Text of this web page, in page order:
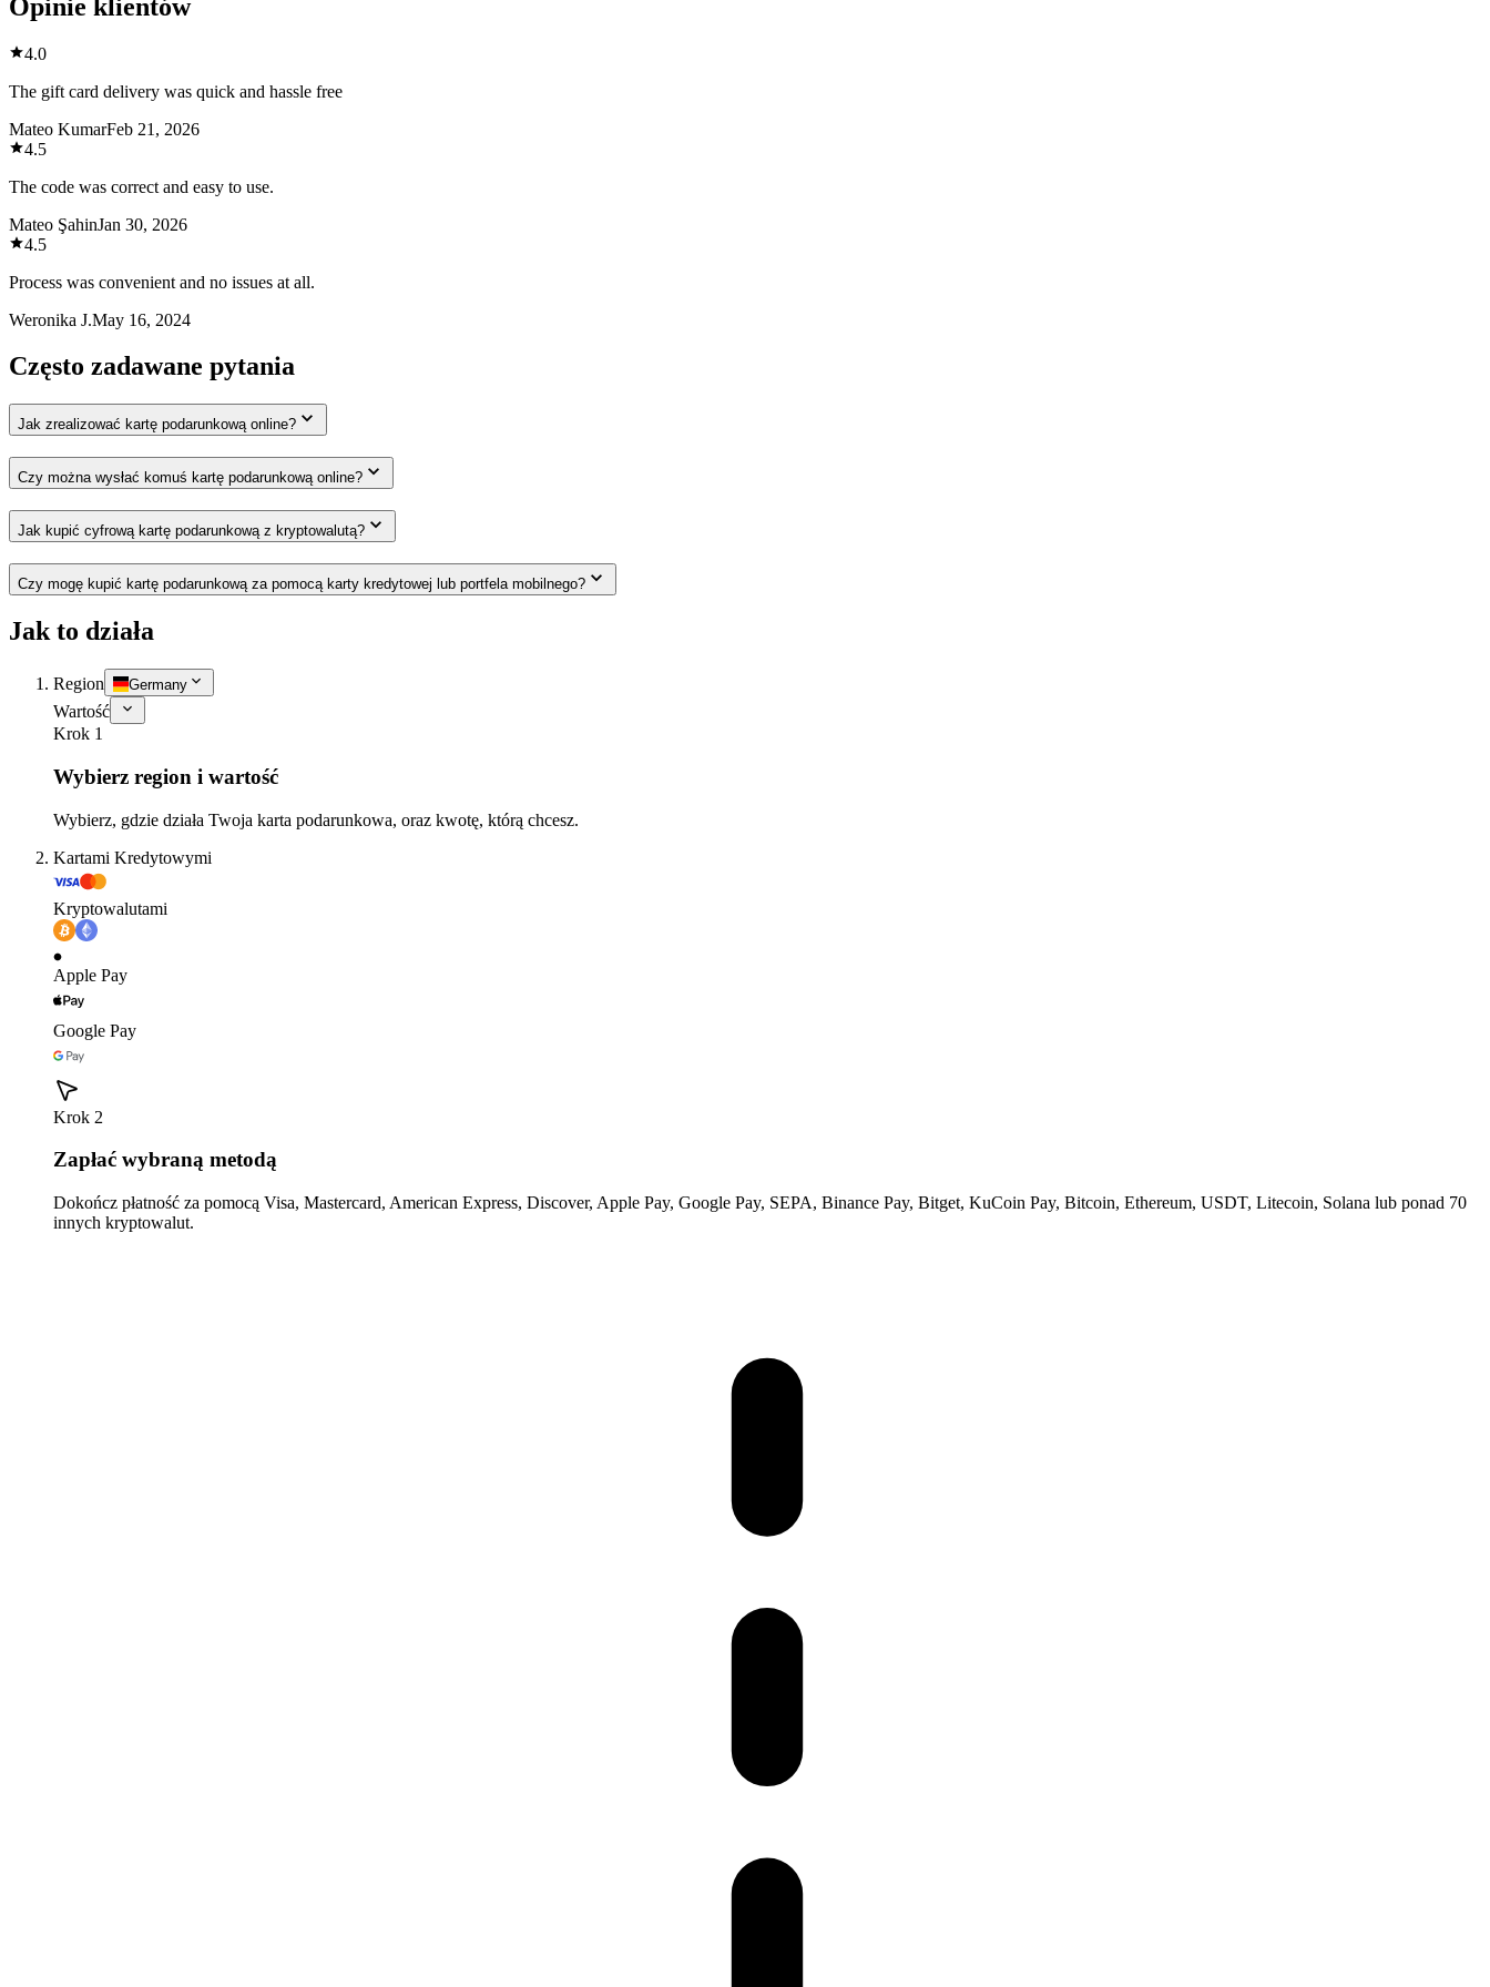
Opinie klientów
4.0
The gift card delivery was quick and hassle free
Mateo KumarFeb 21, 2026
4.5
The code was correct and easy to use.
Mateo ŞahinJan 30, 2026
4.5
Process was convenient and no issues at all.
Weronika J.May 16, 2024
Często zadawane pytania
Jak zrealizować kartę podarunkową online?
Czy można wysłać komuś kartę podarunkową online?
Jak kupić cyfrową kartę podarunkową z kryptowalutą?
Czy mogę kupić kartę podarunkową za pomocą karty kredytowej lub portfela mobilnego?
Jak to działa
Region Germany
Wartość
Krok 1
Wybierz region i wartość
Wybierz, gdzie działa Twoja karta podarunkowa, oraz kwotę, którą chcesz.
Kartami Kredytowymi
Kryptowalutami
Apple Pay
Google Pay
Krok 2
Zapłać wybraną metodą
Dokończ płatność za pomocą Visa, Mastercard, American Express, Discover, Apple Pay, Google Pay, SEPA, Binance Pay, Bitget, KuCoin Pay, Bitcoin, Ethereum, USDT, Litecoin, Solana lub ponad 70
innych kryptowalut.